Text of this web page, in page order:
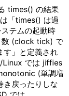
times() の結果
「times() は過
テムの起動時
数 (clock tick) で
す」と定義され
Linux では jiffies
(単調増
き戻ったりしな